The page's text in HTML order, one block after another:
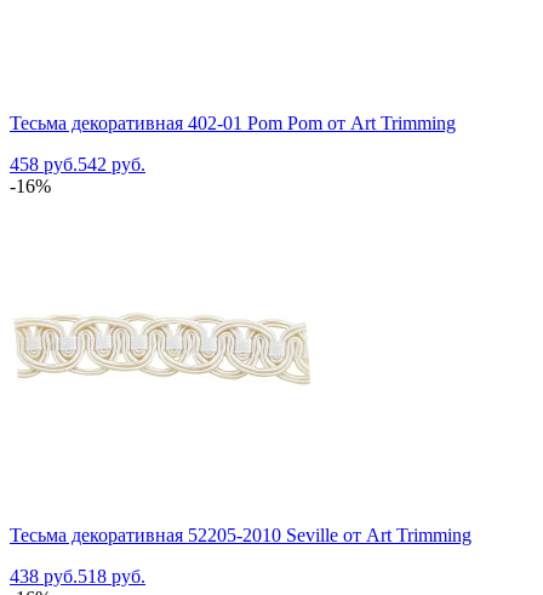
Тесьма декоративная 402-01 Pom Pom от Art Trimming
458 руб.542 руб.
-16%
Тесьма декоративная 52205-2010 Seville от Art Trimming
438 руб.518 руб.